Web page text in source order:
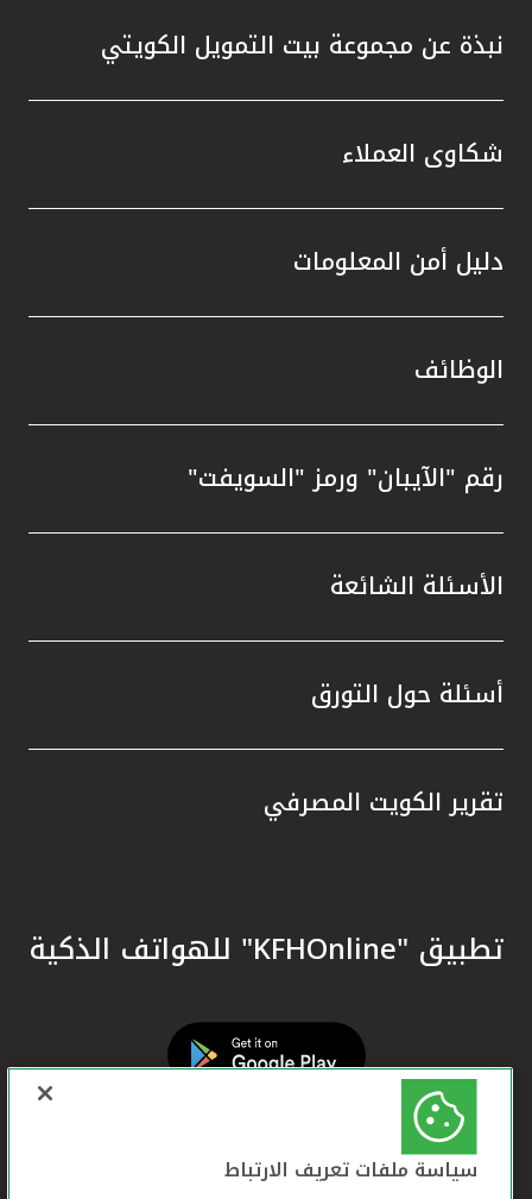
نبذة عن مجموعة بيت التمويل الكويتي
شكاوى العملاء
دليل أمن المعلومات
الوظائف
رقم "الآيبان" ورمز "السويفت"
الأسئلة الشائعة
أسئلة حول التورق
تقرير الكويت المصرفي
تطبيق "KFHOnline" للهواتف الذكية
سياسة ملفات تعريف الارتباط